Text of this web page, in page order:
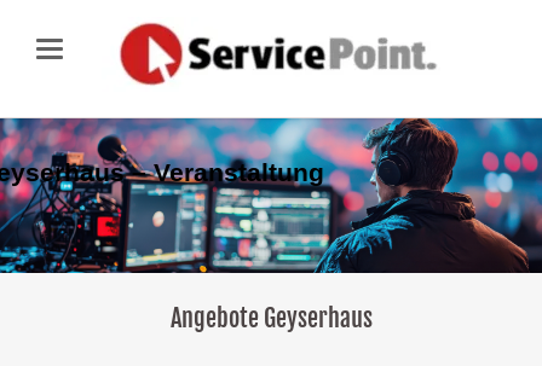
– Veranstaltung
Angebote Geyserhaus